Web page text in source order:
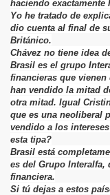
haciendo
Yo he tratado de
dio cuenta al final de
Británico.
Chávez no tiene idea
Brasil es el grupo
financieras que
han vendido la mitad
otra mitad. Igual
que es una neoliberal
vendido a los
esta tipa?
Brasil está
es del Grupo Interalfa,
financiera.
Si tú dejas a estos